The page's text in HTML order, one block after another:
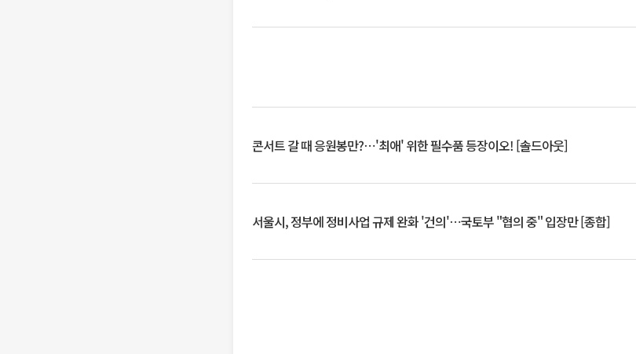
콘서트 갈 때 응원봉만?⋯'최애' 위한 필수품 등장이오! [솔드아웃]
서울시, 정부에 정비사업 규제 완화 '건의'⋯국토부 "협의 중" 입장만 [종합]